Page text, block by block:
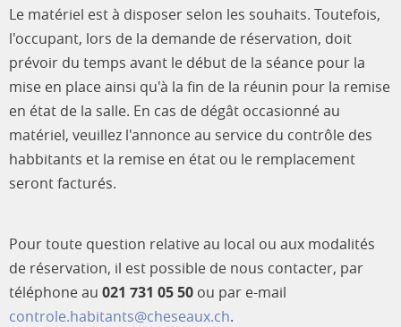
Le matériel est à disposer selon les souhaits. Toutefois,
l'occupant, lors de la demande de réservation, doit
prévoir du temps avant le début de la séance pour la
mise en place ainsi qu'à la fin de la réunin pour la remise
en état de la salle. En cas de dégât occasionné au
matériel, veuillez l'annonce au service du contrôle des
habbitants et la remise en état ou le remplacement
seront facturés.
Pour toute question relative au local ou aux modalités
de réservation, il est possible de nous contacter, par
téléphone au 021 731 05 50 ou par e-mail
controle.habitants@cheseaux.ch.